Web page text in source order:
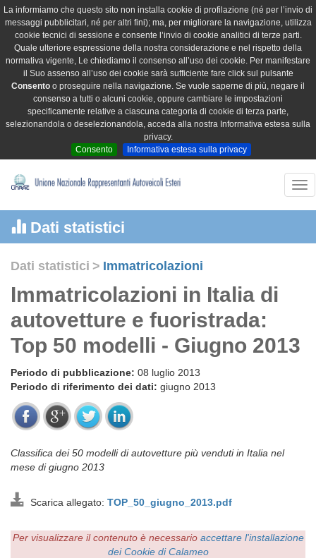
La informiamo che questo sito non installa cookie di profilazione (né per l’invio di
messaggi pubblicitari, né per altri fini); ma, per migliorare la navigazione, utilizza
cookie tecnici di sessione e consente l’invio di cookie analitici di terze parti.
Quale ulteriore espressione della nostra considerazione e nel rispetto della
normativa vigente, Le chiediamo il consenso all’uso dei cookie. Per manifestare
il Suo assenso all’uso dei cookie sarà sufficiente fare click sul pulsante
Consento o proseguire nella navigazione. Se vuole saperne di più, negare il
consenso a tutti o alcuni cookie, oppure cambiare le impostazioni
specificamente relative a ciascuna categoria di cookie di terza parte,
selezionandola o deselezionandola, acceda alla nostra Informativa estesa sulla
privacy.
Consento
Informativa estesa sulla privacy
Dati statistici
Dati statistici > Immatricolazioni
Immatricolazioni in Italia di
autovetture e fuoristrada:
Top 50 modelli - Giugno 2013
Periodo di pubblicazione: 08 luglio 2013
Periodo di riferimento dei dati: giugno 2013
Classifica dei 50 modelli di autovetture più venduti in Italia nel
mese di giugno 2013
Scarica allegato: TOP_50_giugno_2013.pdf
Per visualizzare il contenuto è necessario accettare l'installazione
dei Cookie di Calameo